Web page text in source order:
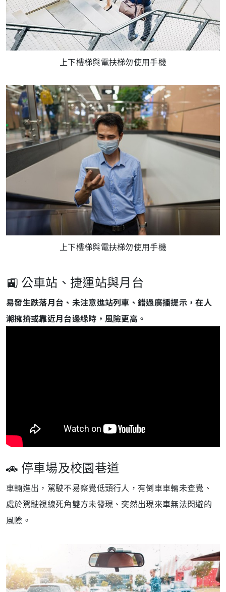
上下樓梯與電扶梯勿使用手機
上下樓梯與電扶梯勿使用手機
🚉 公車站、捷運站與月台
易發生跌落月台、未注意進站列車、錯過廣播提示，在人
潮擁擠或靠近月台邊緣時，風險更高。
🚗 停車場及校園巷道
車輛進出，駕駛不易察覺低頭行人，有倒車車輛未查覺、
處於駕駛視線死角雙方未發現、突然出現來車無法閃避的
風險。